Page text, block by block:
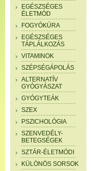
EGÉSZSÉGES
ÉLETMÓD
FOGYÓKÚRA
EGÉSZSÉGES
TÁPLÁLKOZÁS
VITAMINOK
SZÉPSÉGÁPOLÁS
ALTERNATÍV
GYÓGYÁSZAT
GYÓGYTEÁK
SZEX
PSZICHOLÓGIA
SZENVEDÉLY-
BETEGSÉGEK
SZTÁR-ÉLETMÓDI
KÜLÖNÖS SORSOK